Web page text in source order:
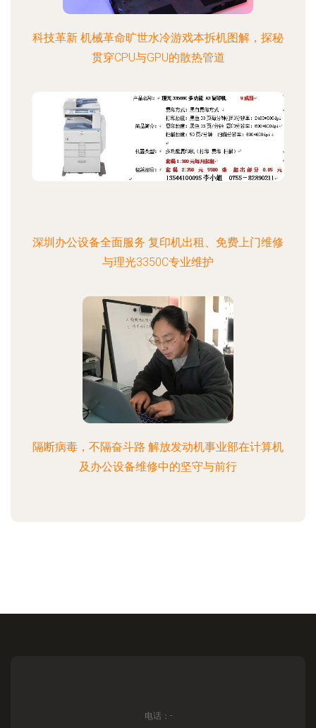
科技革新 机械革命旷世水冷游戏本拆机图解，探秘
贯穿CPU与GPU的散热管道
深圳办公设备全面服务 复印机出租、免费上门维修
与理光3350C专业维护
隔断病毒，不隔奋斗路 解放发动机事业部在计算机
及办公设备维修中的坚守与前行
电话：-